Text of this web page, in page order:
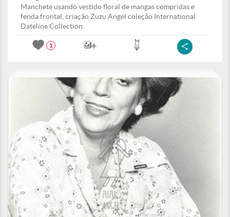
Manchete usando vestido floral de mangas compridas e
fenda frontal, criação Zuzu Angel coleção International
Dateline Collection.
1